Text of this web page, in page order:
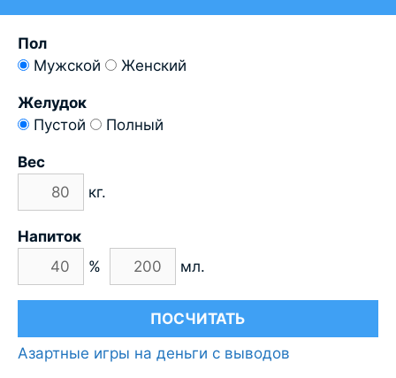
Пол
Мужской
Женский
Желудок
Пустой
Полный
Вес
кг.
Напиток
%
мл.
Азартные игры на деньги с выводов